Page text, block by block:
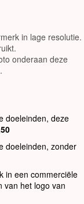
in lage resolutie.
onderaan deze
doeleinden, deze
doeleinden, zonder
in een commerciële
van het logo van